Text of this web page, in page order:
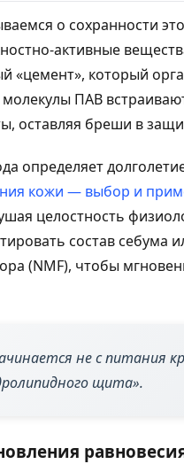
о сохранности
активные
«цемент», который
ПАВ
оставляя бреши в
определяет
кожи — выбор и
целостность
состав себума
(NMF), чтобы
не с питания
щита».